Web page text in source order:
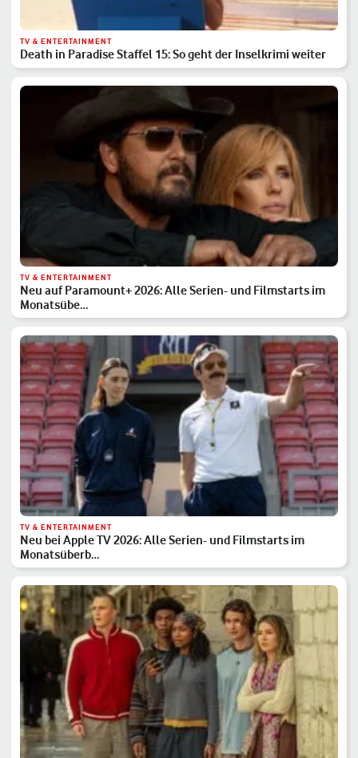
TV & ENTERTAINMENT
Death in Paradise Staffel 15: So geht der Inselkrimi weiter
TV & ENTERTAINMENT
Neu auf Paramount+ 2026: Alle Serien- und Filmstarts im
Monatsübe…
TV & ENTERTAINMENT
Neu bei Apple TV 2026: Alle Serien- und Filmstarts im
Monatsüberb…